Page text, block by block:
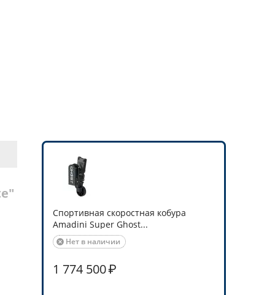
Спортивная скоростная кобура
Amadini Super Ghost...
Нет в наличии

1 774 500₽